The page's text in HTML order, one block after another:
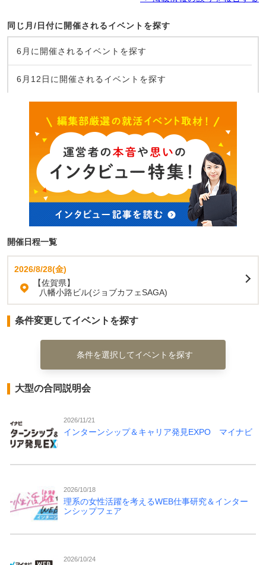
同じ月/日付に開催されるイベントを探す
6月に開催されるイベントを探す
6月12日に開催されるイベントを探す
開催日程一覧
2026/8/28(金)
【佐賀県】
八幡小路ビル(ジョブカフェSAGA)
条件変更してイベントを探す
条件を選択してイベントを探す
大型の合同説明会
2026/11/21
インターンシップ＆キャリア発見EXPO マイナビ
2026/10/18
理系の女性活躍を考えるWEB仕事研究＆インター
ンシップフェア
2026/10/24